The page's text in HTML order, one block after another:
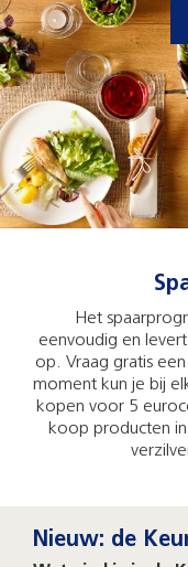
Het
eenvoudig en
op. Vraag gratis
moment kun je bij
kopen voor 5
koop producten
Nieuw: de